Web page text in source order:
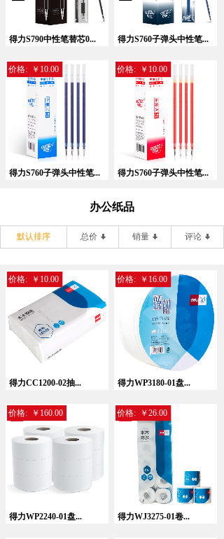
得力S790中性笔替芯0... 得力S760子弹头中性笔...
得力S760子弹头中性笔...
价格: ￥10.00
得力S760子弹头中性笔...
价格: ￥10.00
暂无相关记录！
办公纸品
默认排序 总价 销量 评论
得力CC1200-02抽...
价格: ￥10.00
得力WP3180-01盘...
价格: ￥16.00
得力WP2240-01盘...
价格: ￥160.00
得力WJ3275-01卷...
价格: ￥26.00